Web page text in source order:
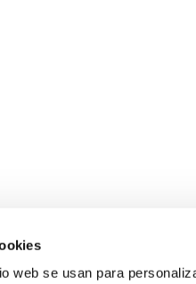
web se usan para